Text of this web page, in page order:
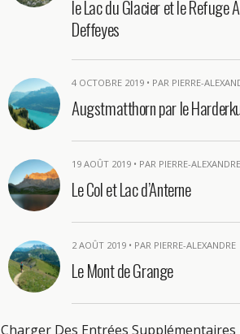
le Lac du Glacier et le Refuge
Deffeyes
4 OCTOBRE 2019 • PAR PIERRE-
Augstmatthorn par le
19 AOÛT 2019 • PAR PIERRE-ALEXANDRE
Le Col et Lac d’Anterne
2 AOÛT 2019 • PAR PIERRE-ALEXANDRE
Le Mont de Grange
Charger Des Entrées